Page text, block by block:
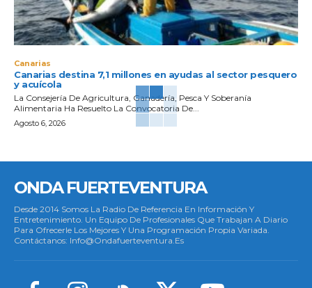
Canarias
Canarias destina 7,1 millones en ayudas al sector pesquero
y acuícola
La Consejería De Agricultura, Ganadería, Pesca Y Soberanía
Alimentaria Ha Resuelto La Convocatoria De...
Agosto 6, 2026
ONDA FUERTEVENTURA
Desde 2014 Somos La Radio De Referencia En Información Y
Entretenimiento. Un Equipo De Profesionales Que Trabajan A Diario
Para Ofrecerle Los Mejores Y Una Programación Propia Variada.
Contáctanos: Info@ondafuerteventura.es